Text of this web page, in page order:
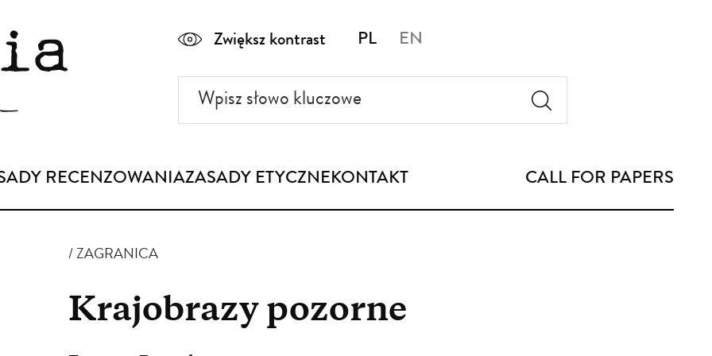
Zwiększ kontrast PL EN
słowo
kluczowe
RECENZOWANIAZASADY ETYCZNEKONTAKT CALL FOR PAPERS
ZAGRANICA
Krajobrazy pozorne